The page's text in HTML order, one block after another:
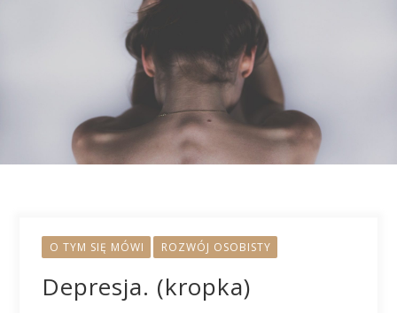
O TYM SIĘ MÓWI ROZWÓJ OSOBISTY
Depresja. (kropka)